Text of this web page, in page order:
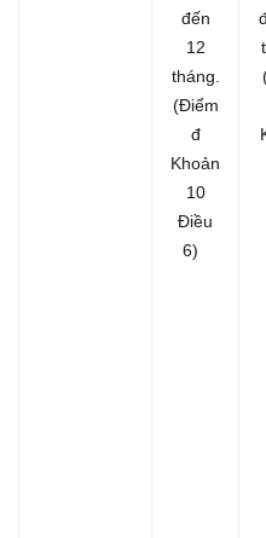
đến
12
tháng.
(Điểm
đ
Khoản
10
Điều
6)